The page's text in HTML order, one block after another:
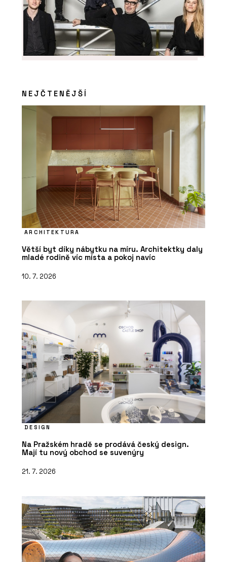
kterém se lidé léčí
Sloupko-příčková fasáda s vysokou
tepelnou izolací MB-MT50N - Aluprof
PRODUKTY
Sloupko-příčková, strukturální fasáda
ČLÁNKY
Bytová věž na pobřeží Portugalska.
Její fasáda vychází z rytmu lodních
NEJČTENĚJŠÍ
ARCHITEKTURA
Větší byt díky nábytku na míru. Architektky daly
mladé rodině víc místa a pokoj navíc
10. 7. 2026
DESIGN
Na Pražském hradě se prodává český design.
Mají tu nový obchod se suvenýry
21. 7. 2026